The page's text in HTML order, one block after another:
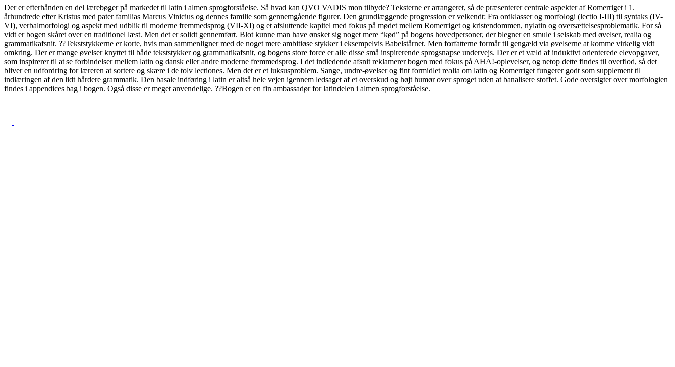
Der er efterhånden en del lærebøger på markedet til latin i almen sprogforståelse. Så hvad kan QVO VADIS mon tilbyde? Teksterne er arrangeret, så de præsenterer centrale aspekter af Romerriget i 1.
århundrede efter Kristus med pater familias Marcus Vinicius og dennes familie som gennemgående figurer. Den grundlæggende progression er velkendt: Fra ordklasser og morfologi (lectio I-III) til syntaks (IV-
VI), verbalmorfologi og aspekt med udblik til moderne fremmedsprog (VII-XI) og et afsluttende kapitel med fokus på mødet mellem Romerriget og kristendommen, nylatin og oversættelsesproblematik. For så
vidt er bogen skåret over en traditionel læst. Men det er solidt gennemført. Blot kunne man have ønsket sig noget mere “kød” på bogens hovedpersoner, der blegner en smule i selskab med øvelser, realia og
grammatikafsnit. ??Tekststykkerne er korte, hvis man sammenligner med de noget mere ambitiøse stykker i eksempelvis Babelstårnet. Men forfatterne formår til gengæld via øvelserne at komme virkelig vidt
omkring. Der er mange øvelser knyttet til både tekststykker og grammatikafsnit, og bogens store force er alle disse små inspirerende sprogsnapse undervejs. Der er et væld af induktivt orienterede elevopgaver,
som inspirerer til at se forbindelser mellem latin og dansk eller andre moderne fremmedsprog. I det indledende afsnit reklamerer bogen med fokus på AHA!-oplevelser, og netop dette findes til overflod, så det
bliver en udfordring for læreren at sortere og skære i de tolv lectiones. Men det er et luksusproblem. Sange, undre-øvelser og fint formidlet realia om latin og Romerriget fungerer godt som supplement til
indlæringen af den lidt hårdere grammatik. Den basale indføring i latin er altså hele vejen igennem ledsaget af et overskud og højt humør over sproget uden at banalisere stoffet. Gode oversigter over morfologien
findes i appendices bag i bogen. Også disse er meget anvendelige. ??Bogen er en fin ambassadør for latindelen i almen sprogforståelse.